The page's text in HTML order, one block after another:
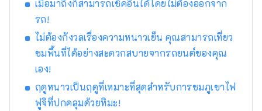
เมื่อมาถึงก็สามารถเช็คอินได้โดยไม่ต้องออกจาก
รถ!
ไม่ต้องกังวลเรื่องความหนาวเย็น คุณสามารถเที่ยว
ชมพื้นที่ได้อย่างสะดวกสบายจากรถยนต์ของคุณ
เอง!
ฤดูหนาวเป็นฤดูที่เหมาะที่สุดสำหรับการชมภูเขาไฟ
ฟูจิที่ปกคลุมด้วยหิมะ!